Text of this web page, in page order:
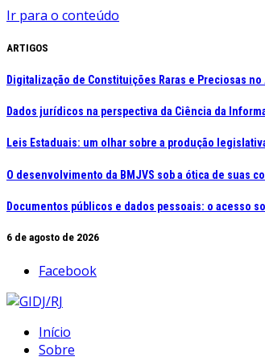
Ir para o conteúdo
ARTIGOS
Digitalização de Constituições Raras e Preciosas
Dados jurídicos na perspectiva da Ciência da
Leis Estaduais: um olhar sobre a produção
O desenvolvimento da BMJVS sob a ótica de suas
Documentos públicos e dados pessoais: o acesso
6 de agosto de 2026
Facebook
Início
Sobre